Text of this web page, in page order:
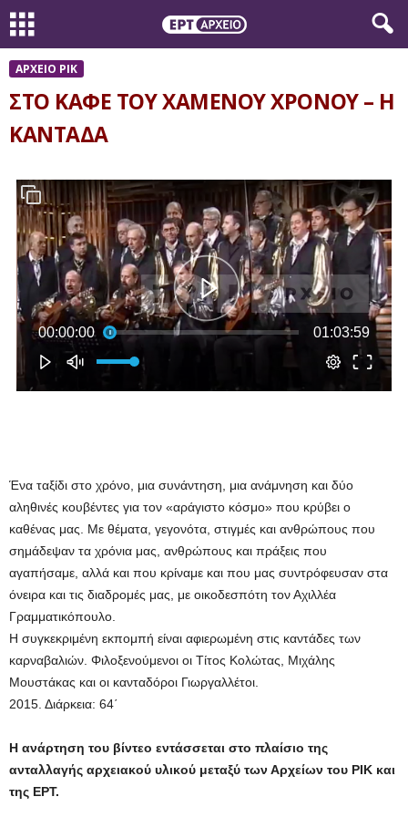
ΑΡΧΕΙΟ ΡΙΚ
ΣΤΟ ΚΑΦΕ ΤΟΥ ΧΑΜΕΝΟΥ ΧΡΟΝΟΥ – Η
ΚΑΝΤΑΔΑ
Ένα ταξίδι στο χρόνο, μια συνάντηση, μια ανάμνηση και δύο
αληθινές κουβέντες για τον «αράγιστο κόσμο» που κρύβει ο
καθένας μας. Με θέματα, γεγονότα, στιγμές και ανθρώπους που
σημάδεψαν τα χρόνια μας, ανθρώπους και πράξεις που
αγαπήσαμε, αλλά και που κρίναμε και που μας συντρόφευσαν στα
όνειρα και τις διαδρομές μας, με οικοδεσπότη τον Αχιλλέα
Γραμματικόπουλο.
Η συγκεκριμένη εκπομπή είναι αφιερωμένη στις καντάδες των
καρναβαλιών. Φιλοξενούμενοι οι Τίτος Κολώτας, Μιχάλης
Μουστάκας και οι κανταδόροι Γιωργαλλέτοι.
2015. Διάρκεια: 64΄
Η ανάρτηση του βίντεο εντάσσεται στο πλαίσιο της
ανταλλαγής αρχειακού υλικού μεταξύ των Αρχείων του ΡΙΚ και
της ΕΡΤ.